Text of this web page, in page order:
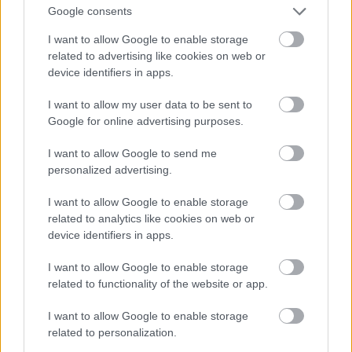
Google consents
I want to allow Google to enable storage
related to advertising like cookies on web or
device identifiers in apps.
I want to allow my user data to be sent to
Google for online advertising purposes.
I want to allow Google to send me
personalized advertising.
I want to allow Google to enable storage
related to analytics like cookies on web or
device identifiers in apps.
I want to allow Google to enable storage
related to functionality of the website or app.
I want to allow Google to enable storage
related to personalization.
VAGY
maarten
13 éve